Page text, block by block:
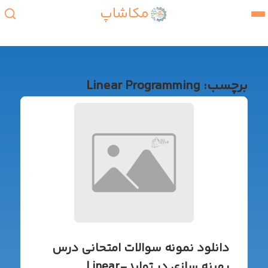
مکاشاپ
برچسب: Linear Programming
دانلود نمونه سوالات امتحانی درس